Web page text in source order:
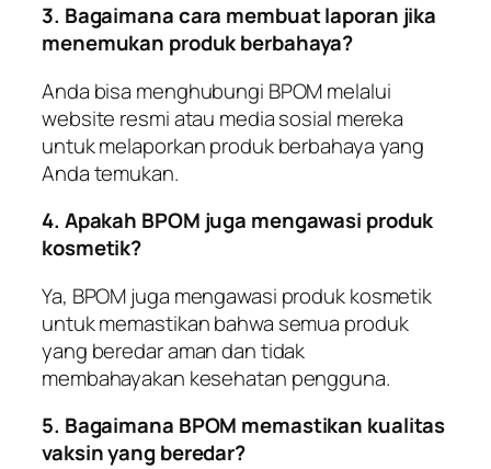
3. Bagaimana cara membuat laporan jika
menemukan produk berbahaya?
Anda bisa menghubungi BPOM melalui
website resmi atau media sosial mereka
untuk melaporkan produk berbahaya yang
Anda temukan.
4. Apakah BPOM juga mengawasi produk
kosmetik?
Ya, BPOM juga mengawasi produk kosmetik
untuk memastikan bahwa semua produk
yang beredar aman dan tidak
membahayakan kesehatan pengguna.
5. Bagaimana BPOM memastikan kualitas
vaksin yang beredar?